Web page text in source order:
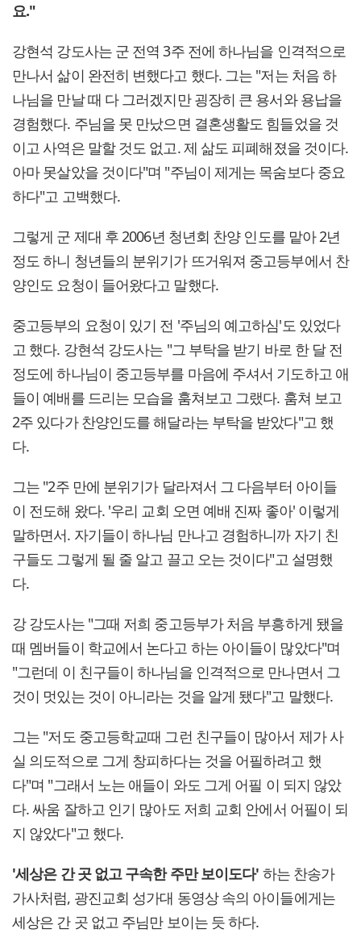
요."
강현석 강도사는 군 전역 3주 전에 하나님을 인격적으로
만나서 삶이 완전히 변했다고 했다. 그는 "저는 처음 하
나님을 만날 때 다 그러겠지만 굉장히 큰 용서와 용납을
경험했다. 주님을 못 만났으면 결혼생활도 힘들었을 것
이고 사역은 말할 것도 없고. 제 삶도 피폐해졌을 것이다.
아마 못살았을 것이다"며 "주님이 제게는 목숨보다 중요
하다"고 고백했다.
그렇게 군 제대 후 2006년 청년회 찬양 인도를 맡아 2년
정도 하니 청년들의 분위기가 뜨거워져 중고등부에서 찬
양인도 요청이 들어왔다고 말했다.
중고등부의 요청이 있기 전 '주님의 예고하심'도 있었다
고 했다. 강현석 강도사는 "그 부탁을 받기 바로 한 달 전
정도에 하나님이 중고등부를 마음에 주셔서 기도하고 애
들이 예배를 드리는 모습을 훔쳐보고 그랬다. 훔쳐 보고
2주 있다가 찬양인도를 해달라는 부탁을 받았다"고 했
다.
그는 "2주 만에 분위기가 달라져서 그 다음부터 아이들
이 전도해 왔다. '우리 교회 오면 예배 진짜 좋아' 이렇게
말하면서. 자기들이 하나님 만나고 경험하니까 자기 친
구들도 그렇게 될 줄 알고 끌고 오는 것이다"고 설명했
다.
강 강도사는 "그때 저희 중고등부가 처음 부흥하게 됐을
때 멤버들이 학교에서 논다고 하는 아이들이 많았다"며
"그런데 이 친구들이 하나님을 인격적으로 만나면서 그
것이 멋있는 것이 아니라는 것을 알게 됐다"고 말했다.
그는 "저도 중고등학교때 그런 친구들이 많아서 제가 사
실 의도적으로 그게 창피하다는 것을 어필하려고 했
다"며 "그래서 노는 애들이 와도 그게 어필 이 되지 않았
다. 싸움 잘하고 인기 많아도 저희 교회 안에서 어필이 되
지 않았다"고 했다.
'세상은 간 곳 없고 구속한 주만 보이도다' 하는 찬송가
가사처럼, 광진교회 성가대 동영상 속의 아이들에게는
세상은 간 곳 없고 주님만 보이는 듯 하다.